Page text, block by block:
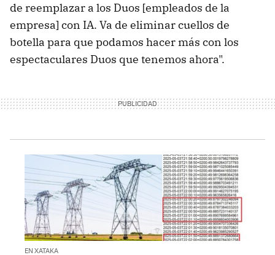
de reemplazar a los Duos [empleados de la
empresa] con IA. Va de eliminar cuellos de
botella para que podamos hacer más con los
espectaculares Duos que tenemos ahora".
EN XATAKA